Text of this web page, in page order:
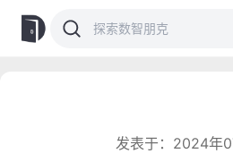
发表于：2024年